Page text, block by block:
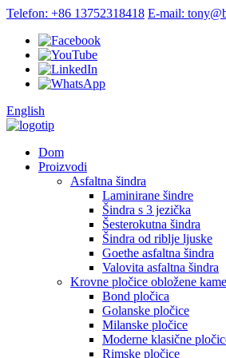
Telefon: +86 13752318418 E-mail:
English
Dom
Proizvodi
Asfaltna šindra
Laminirane šindre
Šindra s 3 jezička
Šesterokutna šindra
Šindra od riblje ljuske
Goethe asfaltna šindra
Valovita asfaltna šindra
Krovne pločice obložene
Bond pločica
Golanske pločice
Milanske pločice
Moderne klasične
Rimske pločice